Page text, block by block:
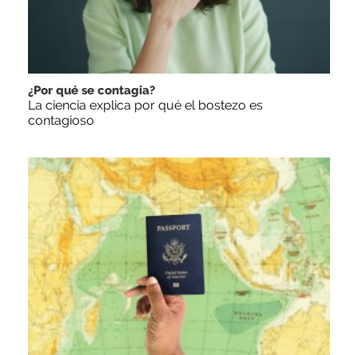
¿Por qué se contagia?
La ciencia explica por qué el bostezo es
contagioso